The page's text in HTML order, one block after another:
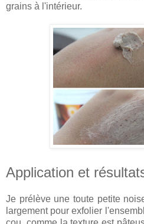
grains à l'intérieur.
Application et
Je prélève une toute petite
largement pour exfolier